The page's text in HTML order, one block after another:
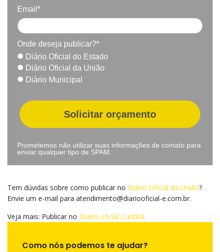
Email*
Onde deseja publicar?*
Diário Oficial do Estado
Diário Oficial da União
Diário Municipal
Solicitar orçamento
Prometemos não utilizar suas informações de contato para
enviar qualquer tipo de SPAM.
Tem dúvidas sobre como publicar no Diário Oficial da União?
Envie um e-mail para atendimento@diariooficial-e.com.br.
Veja mais: Publicar no Diário oficial Curitiba
Como nós podemos te ajudar?